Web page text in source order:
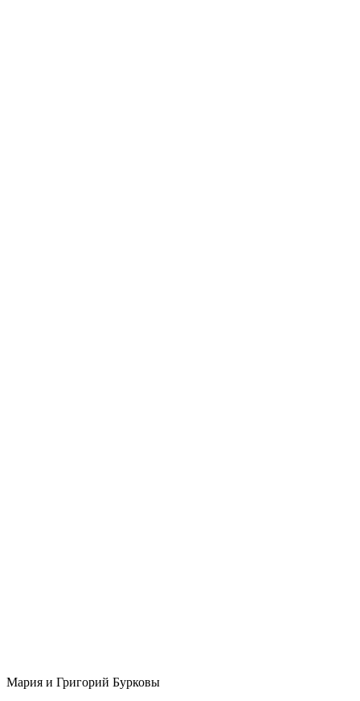
Мария и Григорий Бурковы